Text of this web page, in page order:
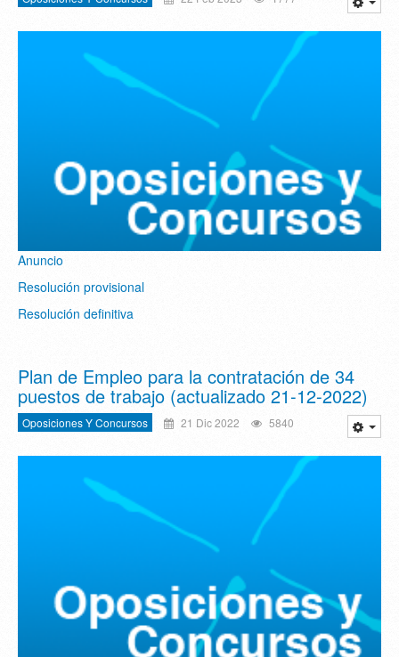
Anuncio
Resolución provisional
Resolución definitiva
Plan de Empleo para la contratación de 34
puestos de trabajo (actualizado 21-12-2022)
Oposiciones Y Concursos 21 Dic 2022 5840